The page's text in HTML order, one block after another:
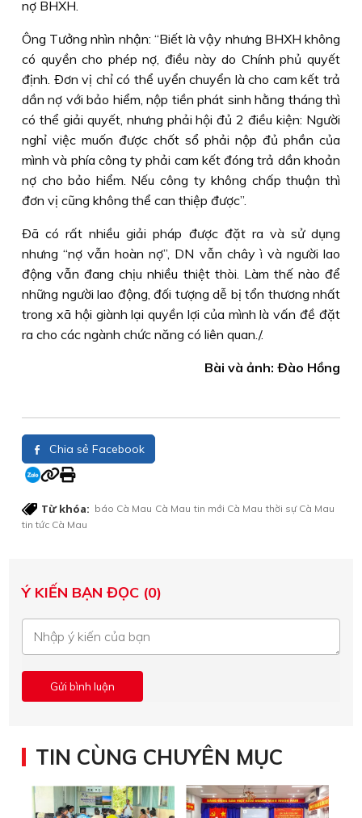
nợ BHXH.
Ông Tưởng nhìn nhận: “Biết là vậy nhưng BHXH không
có quyền cho phép nợ, điều này do Chính phủ quyết
định. Ðơn vị chỉ có thể uyển chuyển là cho cam kết trả
dần nợ với bảo hiểm, nộp tiền phát sinh hằng tháng thì
có thể giải quyết, nhưng phải hội đủ 2 điều kiện: Người
nghỉ việc muốn được chốt sổ phải nộp đủ phần của
mình và phía công ty phải cam kết đóng trả dần khoản
nợ cho bảo hiểm. Nếu công ty không chấp thuận thì
đơn vị cũng không thể can thiệp được”.
Ðã có rất nhiều giải pháp được đặt ra và sử dụng
nhưng “nợ vẫn hoàn nợ”, DN vẫn chây ì và người lao
động vẫn đang chịu nhiều thiệt thòi. Làm thế nào để
những người lao động, đối tượng dễ bị tổn thương nhất
trong xã hội giành lại quyền lợi của mình là vấn đề đặt
ra cho các ngành chức năng có liên quan./.
Bài và ảnh: Ðào Hồng
Chia sẻ Facebook
Từ khóa: báo Cà Mau Cà Mau tin mới Cà Mau thời sự Cà Mau
tin tức Cà Mau
Ý KIẾN BẠN ĐỌC (0)
TIN CÙNG CHUYÊN MỤC